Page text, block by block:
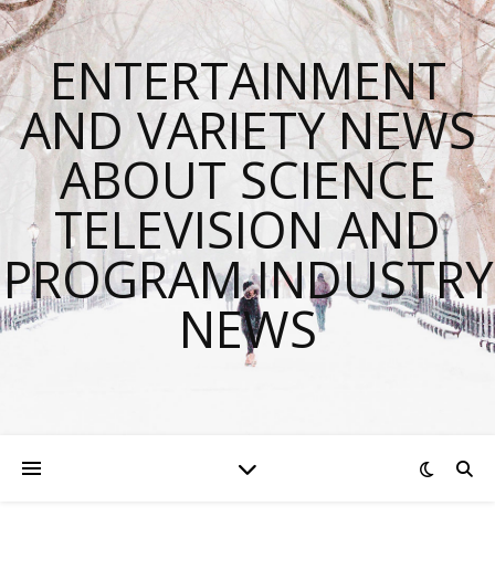
ENTERTAINMENT
AND VARIETY NEWS
ABOUT SCIENCE
TELEVISION AND
PROGRAM INDUSTRY
NEWS